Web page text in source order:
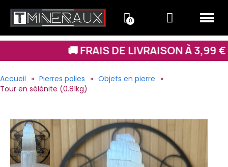
FRAIS DE LIVRAISON À 3,99 € SUR TOUT
Accueil Pierres polies
Objets en pierre
Tour en sélénite (0.81kg)